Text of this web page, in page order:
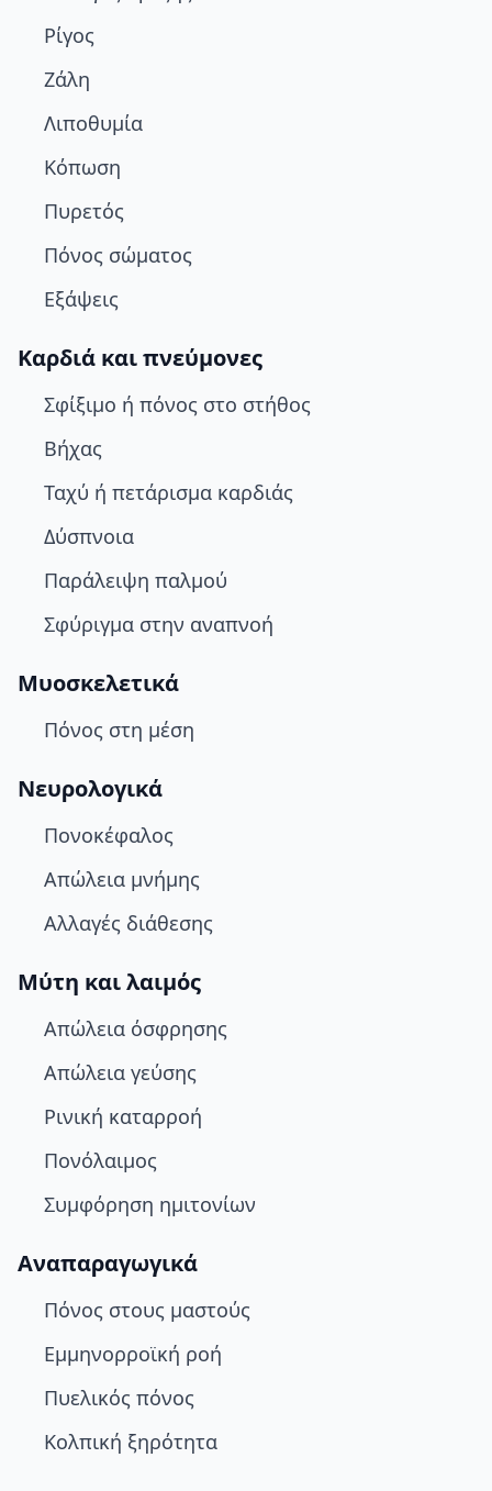
Ρίγος
Ζάλη
Λιποθυμία
Κόπωση
Πυρετός
Πόνος σώματος
Εξάψεις
Καρδιά και πνεύμονες
Σφίξιμο ή πόνος στο στήθος
Βήχας
Ταχύ ή πετάρισμα καρδιάς
Δύσπνοια
Παράλειψη παλμού
Σφύριγμα στην αναπνοή
Μυοσκελετικά
Πόνος στη μέση
Νευρολογικά
Πονοκέφαλος
Απώλεια μνήμης
Αλλαγές διάθεσης
Μύτη και λαιμός
Απώλεια όσφρησης
Απώλεια γεύσης
Ρινική καταρροή
Πονόλαιμος
Συμφόρηση ημιτονίων
Αναπαραγωγικά
Πόνος στους μαστούς
Εμμηνορροϊκή ροή
Πυελικός πόνος
Κολπική ξηρότητα